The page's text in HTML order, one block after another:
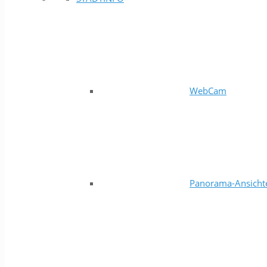
WebCam
Panorama-